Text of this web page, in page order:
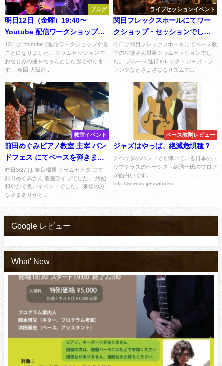
ブログ
明日12日（金曜）19:40〜
Youtube 配信ワークショップや
ります
12日は Youtubeで配信ワークショップやる
ことになりました。 ジャムセッションで
おなじみの曲をちゃんとした形でやりま
す。 今回 大阪府...
ライブセッションイベント
関目フレックスホールにてワー
クショップ・セッションでし
た。
今日は関目フレックスホールにてベース教
室の生徒さん対象ジャムセッションでし
た。 ブルース進行をロック・ジャズ・フ
ァンクなどさまざまなリズムで...
教室イベント
前田めぐみピアノ教室 主宰 バン
ドフェス にてベースを弾きまし
た。
昨日3/27 は 奈良橿原 ドラムヤカタ にて
前田めぐみさん 教室ライブでした。 終始
和やかで良いイベントでした。 来場のみ
なさまありがと...
ベース教則レビュー
ジャズはやっぱ、絶滅危惧種？
ナベサダのバンドでも弾いている日本のト
ップクラスのベーシスト納浩一氏のブログ
が面白いです。
http://ameblo.jp/osamuko...
Google レビュー
What' New